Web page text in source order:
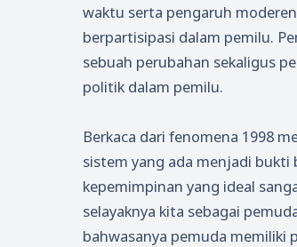
waktu serta pengaruh
berpartisipasi dalam pemilu.
sebuah perubahan sekaligus
politik dalam pemilu.
Berkaca dari fenomena 1998
sistem yang ada menjadi bukti
kepemimpinan yang ideal
selayaknya kita sebagai
bahwasanya pemuda memiliki